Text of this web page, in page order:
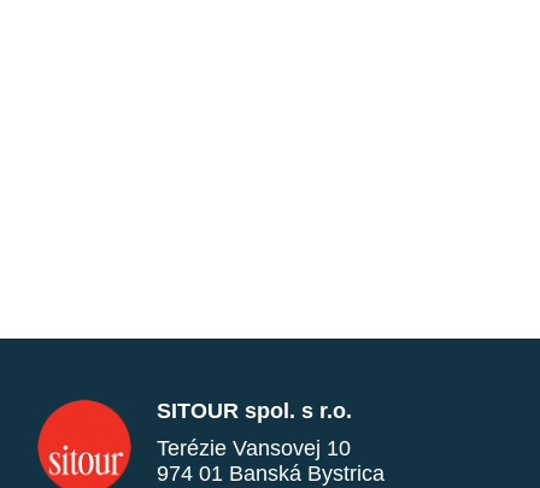
SITOUR spol. s r.o.
Terézie Vansovej 10
974 01 Banská Bystrica